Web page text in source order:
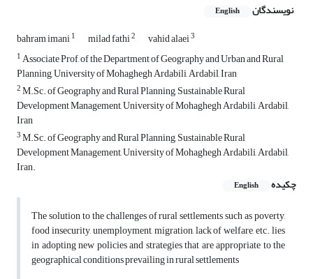
نویسندگان English
bahram imani1 milad fathi2 vahid alaei3
1Associate Prof, of the Department of Geography and Urban and Rural
Planning, University of Mohaghegh Ardabili, Ardabil, Iran
2M.Sc. of Geography and Rural Planning, Sustainable Rural
Development Management, University of Mohaghegh Ardabili, Ardabil,
Iran
3M.Sc. of Geography and Rural Planning, Sustainable Rural
Development Management, University of Mohaghegh Ardabili, Ardabil,
Iran.
چکیده
English
The solution to the challenges of rural settlements such as poverty,
food insecurity, unemployment, migration, lack of welfare, etc. lies
in adopting new policies and strategies that are appropriate to the
geographical conditions prevailing in rural settlements